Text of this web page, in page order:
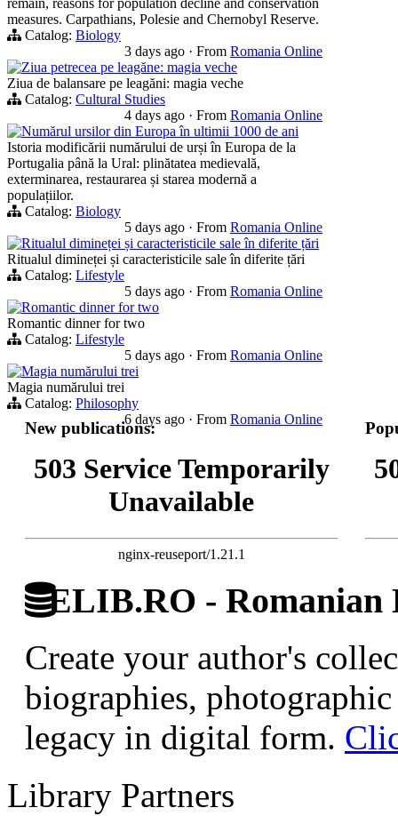
remain, reasons for population decline and conservation
measures. Carpathians, Polesie and Chernobyl Reserve.
Catalog: Biology
3 days ago · From Romania Online
Ziua petrecea pe leagăne: magia veche
Ziua de balansare pe leagăni: magia veche
Catalog: Cultural Studies
4 days ago · From Romania Online
Numărul ursilor din Europa în ultimii 1000 de ani
Istoria modificării numărului de urși în Europa de la
Portugalia până la Ural: plinătatea medievală,
exterminarea, restaurarea și starea modernă a
populațiilor.
Catalog: Biology
5 days ago · From Romania Online
Ritualul dimineței și caracteristicile sale în diferite țări
Ritualul dimineței și caracteristicile sale în diferite țări
Catalog: Lifestyle
5 days ago · From Romania Online
Romantic dinner for two
Romantic dinner for two
Catalog: Lifestyle
5 days ago · From Romania Online
Magia numărului trei
Magia numărului trei
Catalog: Philosophy
6 days ago · From Romania Online
New publications:
503 Service Temporarily
Unavailable
nginx-reuseport/1.21.1
ELIB.RO -
Create your author's
biographies,
legacy in digital form.
Library Partners